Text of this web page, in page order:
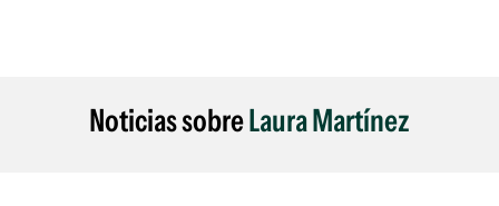
Noticias sobreLaura Martínez